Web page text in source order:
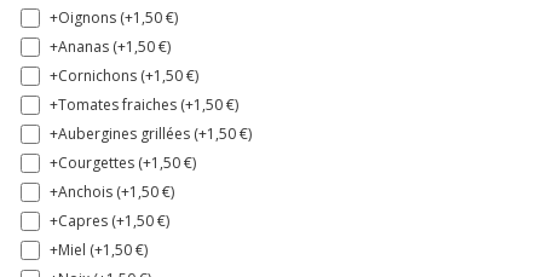
+Oignons (+1,50€)
+Ananas (+1,50€)
+Cornichons (+1,50€)
+Tomates fraiches (+1,50€)
+Aubergines grillées (+1,50€)
+Courgettes (+1,50€)
+Anchois (+1,50€)
+Capres (+1,50€)
+Miel (+1,50€)